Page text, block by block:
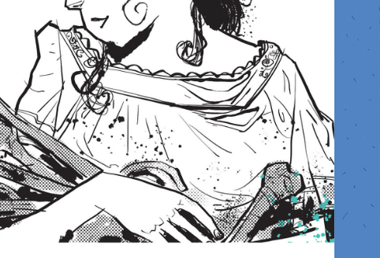
2020
A NOVA
CALIFÓRNIA